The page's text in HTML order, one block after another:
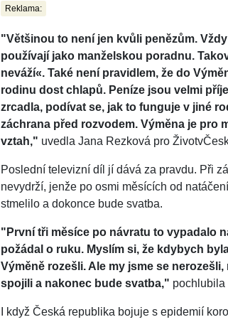
Reklama:
"Většinou to není jen kvůli penězům.
používají jako manželskou poradnu.
neváží«. Také není pravidlem, že do
rodinu dost chlapů. Peníze jsou velmi
zrcadla, podívat se, jak to funguje v jiné
záchrana před rozvodem. Výměna je pro
vztah," uvedla Jana Rezková pro
Poslední televizní díl jí dává za pravdu. Při
nevydrží, jenže po osmi měsících od
stmelilo a dokonce bude svatba.
"První tři měsíce po návratu to vypadalo
požádal o ruku. Myslím si, že kdybych
Výměně rozešli. Ale my jsme se
spojili a nakonec bude svatba," pochlubila
I když Česká republika bojuje s epidemií